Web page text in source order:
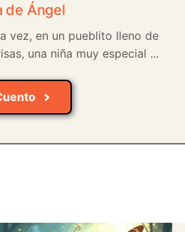
de Ángel
vez, en un pueblito lleno de
una niña muy especial ...